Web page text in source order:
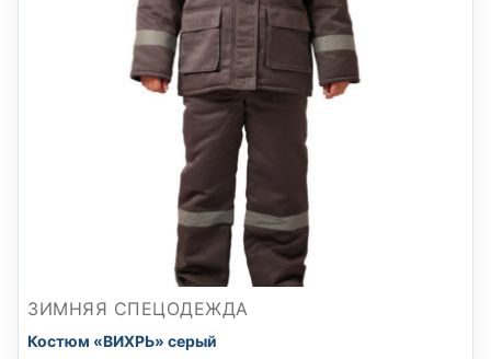
ЗИМНЯЯ СПЕЦОДЕЖДА
Костюм «ВИХРЬ» серый